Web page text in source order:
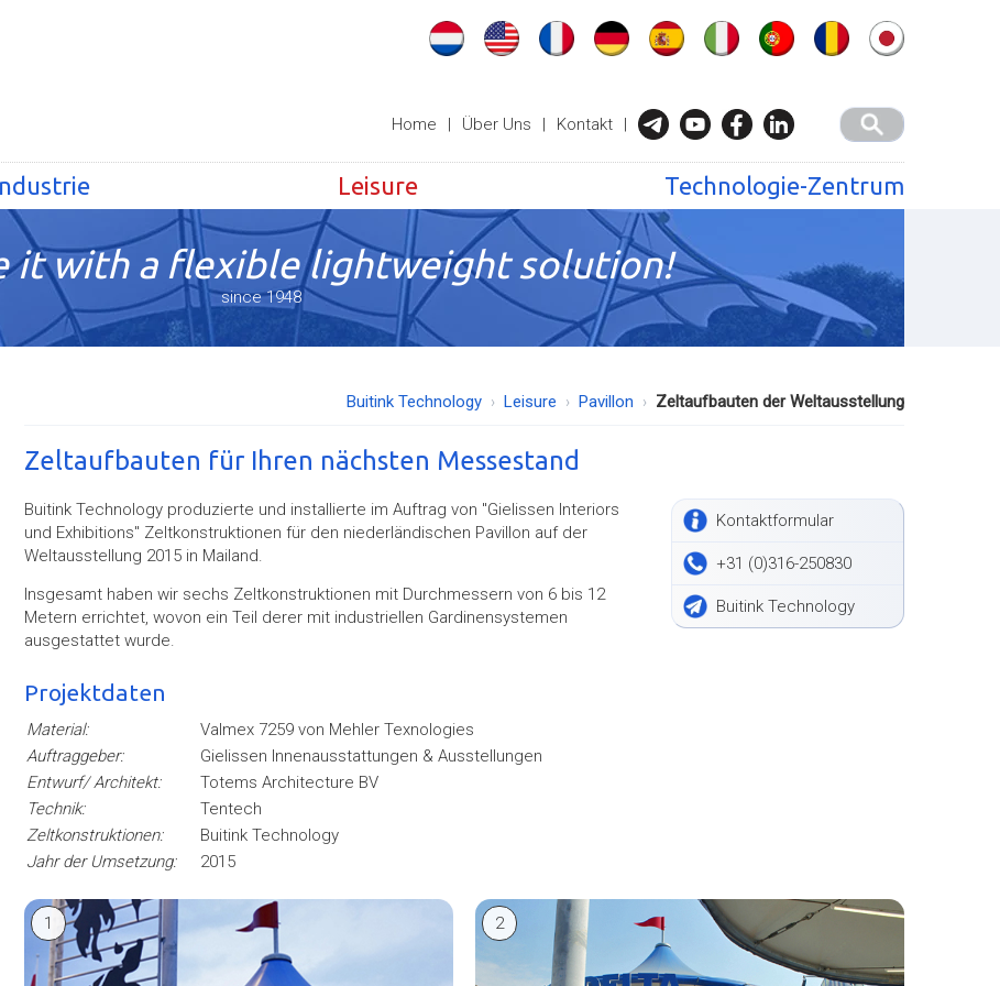
Home | Über Uns | Kontakt |
Leisure Technologie-Zentrum
it with a flexible lightweight solution!
since 1948
Buitink Technology Leisure Pavillon Zeltaufbauten der Weltausstellung
Zeltaufbauten für Ihren nächsten Messestand
Kontaktformular
+31 (0)316-250830
Buitink Technology
Buitink Technology produzierte und installierte im Auftrag von "Gielissen Interiors
und Exhibitions" Zeltkonstruktionen für den niederländischen Pavillon auf der
Weltausstellung 2015 in Mailand.
Insgesamt haben wir sechs Zeltkonstruktionen mit Durchmessern von 6 bis 12
Metern errichtet, wovon ein Teil derer mit industriellen Gardinensystemen
ausgestattet wurde.
Projektdaten
Material:
Valmex 7259 von Mehler Texnologies
Auftraggeber:
Gielissen Innenausstattungen & Ausstellungen
Entwurf/ Architekt:
Totems Architecture BV
Technik:
Tentech
Zeltkonstruktionen:
Buitink Technology
Jahr der Umsetzung:
2015
1 2